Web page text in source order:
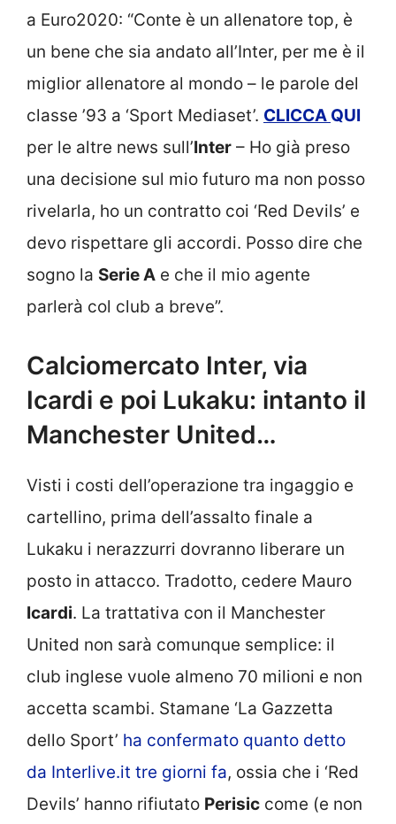
a Euro2020: “Conte è un allenatore top, è
un bene che sia andato all’Inter, per me è il
miglior allenatore al mondo – le parole del
classe ’93 a ‘Sport Mediaset’. CLICCA QUI
per le altre news sull’Inter – Ho già preso
una decisione sul mio futuro ma non posso
rivelarla, ho un contratto coi ‘Red Devils’ e
devo rispettare gli accordi. Posso dire che
sogno la Serie A e che il mio agente
parlerà col club a breve”.
Calciomercato Inter, via
Icardi e poi Lukaku: intanto il
Manchester United…
Visti i costi dell’operazione tra ingaggio e
cartellino, prima dell’assalto finale a
Lukaku i nerazzurri dovranno liberare un
posto in attacco. Tradotto, cedere Mauro
Icardi. La trattativa con il Manchester
United non sarà comunque semplice: il
club inglese vuole almeno 70 milioni e non
accetta scambi. Stamane ‘La Gazzetta
dello Sport’ ha confermato quanto detto
da Interlive.it tre giorni fa, ossia che i ‘Red
Devils’ hanno rifiutato Perisic come (e non